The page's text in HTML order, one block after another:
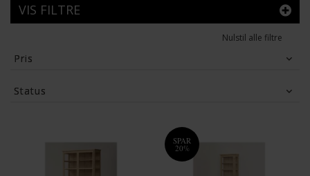
VIS FILTRE
Nulstil alle filtre
Pris
Status
SPAR
20%